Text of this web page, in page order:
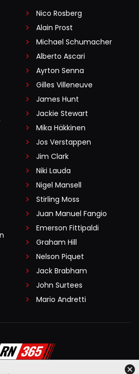
Nico Rosberg
Alain Prost
Michael Schumacher
Alberto Ascari
Ayrton Senna
Gilles Villeneuve
James Hunt
Jackie Stewart
Mika Häkkinen
Jos Verstappen
Jim Clark
Niki Lauda
Nigel Mansell
Stirling Moss
Juan Manuel Fangio
Emerson Fittipaldi
Graham Hill
Nelson Piquet
Jack Brabham
John Surtees
Mario Andretti